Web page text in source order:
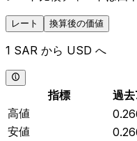
レート 換算後の価値
1 SAR から USD へ
指標 過
高値
安値